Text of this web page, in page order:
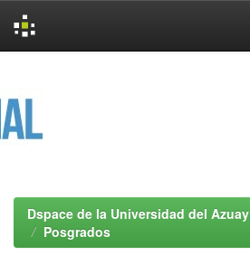
Dspace de la Universidad del Azuay
Posgrados